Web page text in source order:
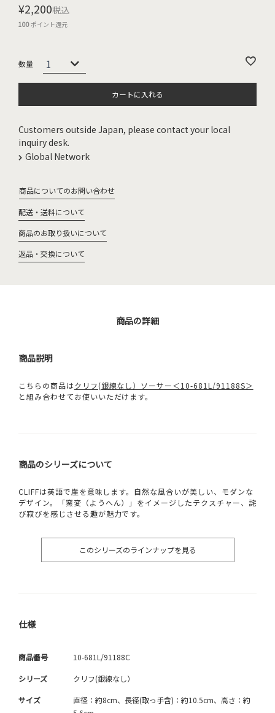
¥2,200税込
100ポイント還元
カートに入れる
Customers outside Japan, please contact your local
inquiry desk.
Global Network
商品についてのお問い合わせ
配送・送料について
商品のお取り扱いについて
返品・交換について
商品の詳細
商品説明
こちらの商品はクリフ(銀線なし）ソーサー＜10-681L/91188S＞
と組み合わせてお使いいただけます。
商品のシリーズについて
CLIFFは英語で崖を意味します。自然な風合いが美しい、モダンな
デザイン。「窯変（ようへん）」をイメージしたテクスチャー、詫
び寂びを感じさせる趣が魅力です。
このシリーズのラインナップを見る
仕様
商品番号 10-681L/91188C
シリーズ クリフ(銀線なし）
サイズ
直径：約8cm、長径(取っ手含)：約10.5cm、高さ：約